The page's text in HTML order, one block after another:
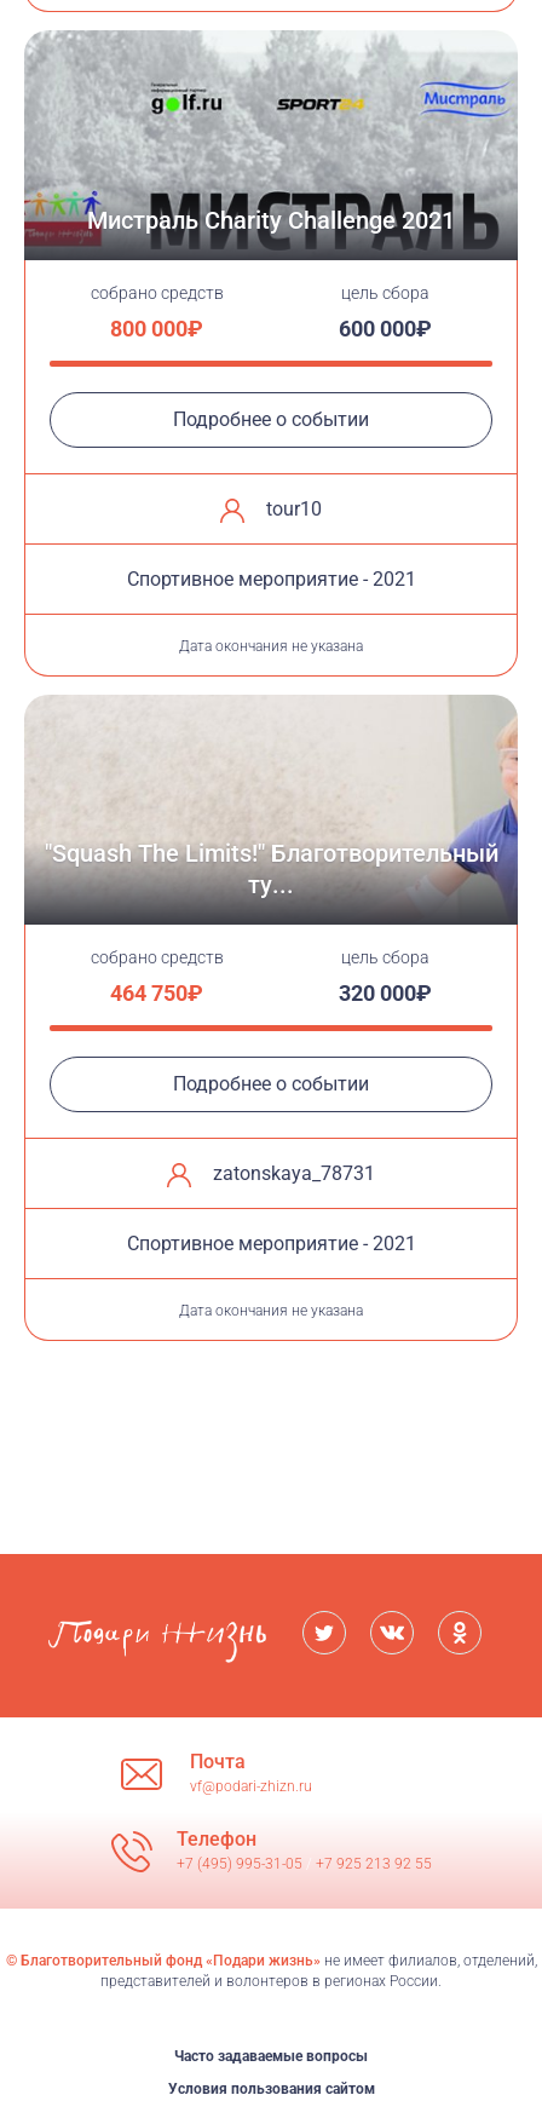
Мистраль Charity Challenge 2021
cобрано средств
800 000₽
цель сбора
600 000₽
Подробнее о событии
tour10
Cпортивное мероприятие - 2021
Дата окончания не указана
"Squash The Limits!" Благотворительный
ту...
cобрано средств
464 750₽
цель сбора
320 000₽
Подробнее о событии
zatonskaya_78731
Cпортивное мероприятие - 2021
Дата окончания не указана
Почта
vf@podari-zhizn.ru
Телефон
+7 (495) 995-31-05 +7 925 213 92 55
© Благотворительный фонд «Подари жизнь»не имеет филиалов, отделений,
представителей и волонтеров в регионах России.
Часто задаваемые вопросы
Условия пользования сайтом